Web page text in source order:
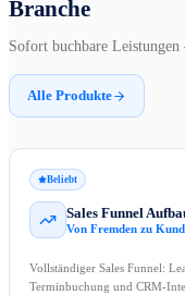
Branche
Sofort buchbare
Alle Produkte
Beliebt
Sales Funnel
Von Fremden zu
Vollständiger Sales Funnel:
Terminbuchung und CRM-